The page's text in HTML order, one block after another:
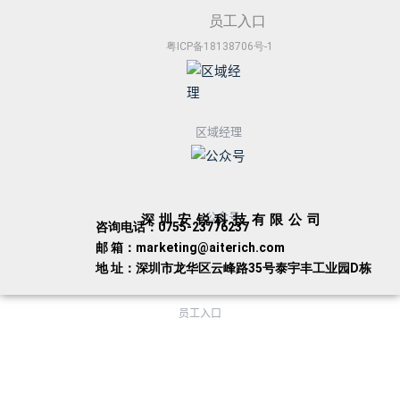
员工入口
粤ICP备18138706号-1
区域经理
公众号
深圳安锐科技有限公司
咨询电话：0755-23776237
邮 箱：marketing@aiterich.com
地 址：深圳市龙华区云峰路35号泰宇丰工业园D栋
员工入口